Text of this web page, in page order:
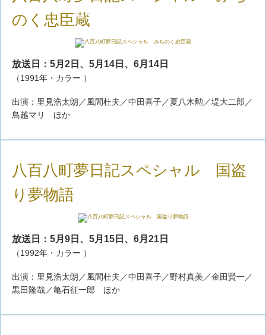
のく忠臣蔵
放送日：5月2日、5月14日、6月14日
（1991年・カラー ）
出演：里見浩太朗／風間杜夫／中田喜子／夏八木勲／堤大二郎／
鳥越マリ ほか
八百八町夢日記スペシャル 国盗
り夢物語
放送日：5月9日、5月15日、6月21日
（1992年・カラー ）
出演：里見浩太朗／風間杜夫／中田喜子／野村真美／金田賢一／
黒田隆哉／亀石征一郎 ほか